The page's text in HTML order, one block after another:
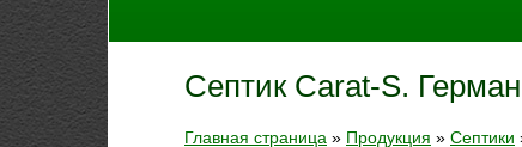
Септик Carat-S.
Главная страница » Продукция » Септики